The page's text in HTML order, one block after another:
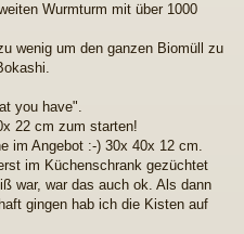
Wurmturm mit über 1000
wenig um den ganzen Biomüll zu
you have".
22 cm zum starten!
im Angebot :-) 30x 40x 12 cm.
im Küchenschrank gezüchtet
war, war das auch ok. Als dann
gingen hab ich die Kisten auf